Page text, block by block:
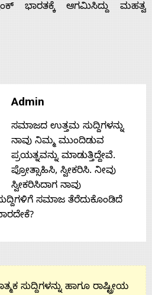
ಭಾರತಕ್ಕೆ ಆಗಮಿಸಿದ್ದು ಮಹತ್ವ
Admin
ಸಮಾಜದ ಉತ್ತಮ ಸುದ್ದಿಗಳನ್ನು
ನಾವು ನಿಮ್ಮ ಮುಂದಿಡುವ
ಪ್ರಯತ್ನವನ್ನು ಮಾಡುತ್ತಿದ್ದೇವೆ.
ಪ್ರೋತ್ಸಾಹಿಸಿ, ಸ್ವೀಕರಿಸಿ. ನೀವು
ಸ್ವೀಕರಿಸಿದಾಗ ನಾವು
ಸಮಾಜ ತೆರೆದುಕೊಂಡಿದೆ
ಸುದ್ದಿಗಳನ್ನು ಹಾಗೂ ರಾಷ್ಟ್ರೀಯ